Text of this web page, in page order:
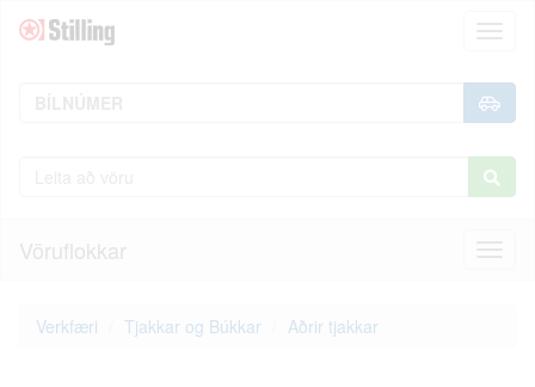
Vöruflokkar
Verkfæri Tjakkar og Búkkar Aðrir tjakkar